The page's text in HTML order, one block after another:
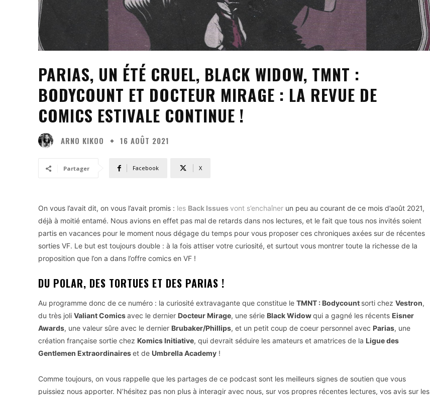
PARIAS, UN ÉTÉ CRUEL, BLACK WIDOW, TMNT :
BODYCOUNT ET DOCTEUR MIRAGE : LA REVUE DE
COMICS ESTIVALE CONTINUE !
ARNO KIKOO 16 AOÛT 2021
Partager Facebook X
On vous l’avait dit, on vous l’avait promis : les Back Issuesvont s’enchaîner un peu au courant de ce mois d’août 2021,
déjà à moitié entamé. Nous avions en effet pas mal de retards dans nos lectures, et le fait que tous nos invités soient
partis en vacances pour le moment nous dégage du temps pour vous proposer ces chroniques axées sur de récentes
sorties VF. Le but est toujours double : à la fois attiser votre curiosité, et surtout vous montrer toute la richesse de la
proposition que l’on a dans l’offre comics en VF !
DU POLAR, DES TORTUES ET DES PARIAS !
Au programme donc de ce numéro : la curiosité extravagante que constitue le TMNT : Bodycount sorti chez Vestron,
du très joli Valiant Comicsavec le dernier Docteur Mirage, une série Black Widowqui a gagné les récents Eisner
Awards, une valeur sûre avec le dernier Brubaker/Phillips, et un petit coup de coeur personnel avec Parias, une
création française sortie chez Komics Initiative, qui devrait séduire les amateurs et amatrices de la Ligue des
Gentlemen Extraordinaireset de Umbrella Academy !
Comme toujours, on vous rappelle que les partages de ce podcast sont les meilleurs signes de soutien que vous
puissiez nous apporter. N’hésitez pas non plus à interagir avec nous, sur vos propres récentes lectures, vos avis sur les